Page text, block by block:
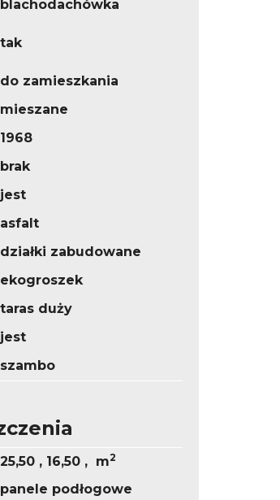
blachodachówka
tak
do zamieszkania
mieszane
1968
brak
jest
asfalt
działki zabudowane
ekogroszek
taras duży
jest
szambo
25,50 , 16,50 , m2
panele podłogowe